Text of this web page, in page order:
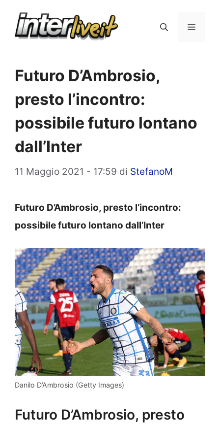
Menu
Futuro D’Ambrosio,
presto l’incontro:
possibile futuro lontano
dall’Inter
11 Maggio 2021 - 17:59 di StefanoM
Futuro D’Ambrosio, presto l’incontro:
possibile futuro lontano dall’Inter
Danilo D’Ambrosio (Getty Images)
Futuro D’Ambrosio, presto